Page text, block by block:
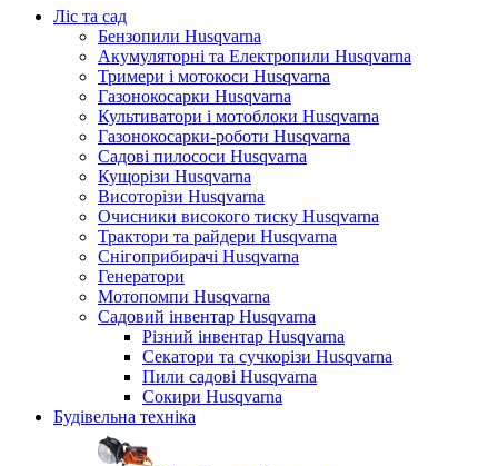
Ліс та сад
Бензопили Husqvarna
Акумуляторні та Електропили Husqvarna
Тримери і мотокоси Husqvarna
Газонокосарки Husqvarna
Культиватори і мотоблоки Husqvarna
Газонокосарки-роботи Husqvarna
Садові пилососи Husqvarna
Кущорізи Husqvarna
Висоторізи Husqvarna
Очисники високого тиску Husqvarna
Трактори та райдери Husqvarna
Снігоприбирачі Husqvarna
Генератори
Мотопомпи Husqvarna
Садовий інвентар Husqvarna
Різний інвентар Husqvarna
Секатори та сучкорізи Husqvarna
Пили садові Husqvarna
Сокири Husqvarna
Будівельна техніка